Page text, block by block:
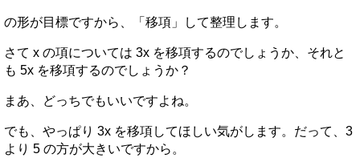
の形が目標ですから、「移項」して整理します。
さて x の項については 3x を移項するのでしょうか、それと
も 5x を移項するのでしょうか？
まあ、どっちでもいいですよね。
でも、やっぱり 3x を移項してほしい気がします。だって、3
より 5 の方が大きいですから。